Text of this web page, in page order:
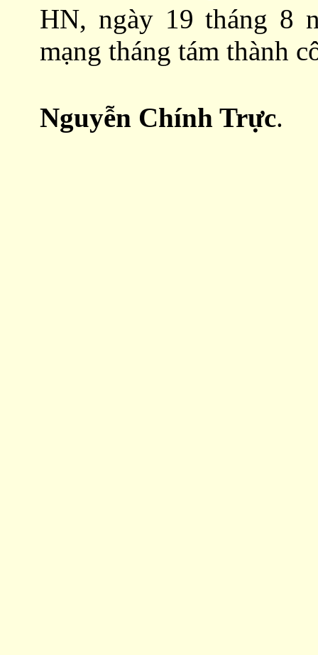
HN, ngày 19 tháng 8
mạng tháng tám thành
Nguyễn Chính Trực.